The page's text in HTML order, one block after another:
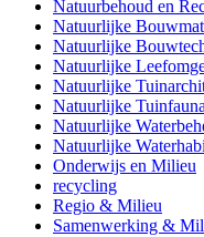
Natuurbehoud en
Natuurlijke
Natuurlijke
Natuurlijke
Natuurlijke
Natuurlijke Tuinfauna
Natuurlijke
Natuurlijke
Onderwijs en Milieu
recycling
Regio & Milieu
Samenwerking &